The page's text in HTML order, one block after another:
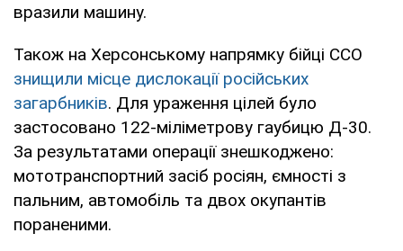
вразили машину.
Також на Херсонському напрямку бійці ССО
знищили місце дислокації російських
загарбників. Для ураження цілей було
застосовано 122-міліметрову гаубицю Д-30.
За результатами операції знешкоджено:
мототранспортний засіб росіян, ємності з
пальним, автомобіль та двох окупантів
пораненими.